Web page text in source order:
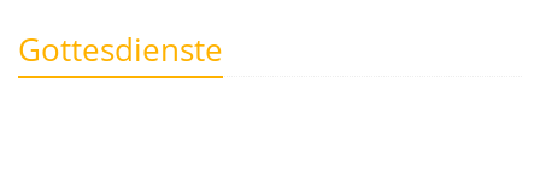
Gottesdienste